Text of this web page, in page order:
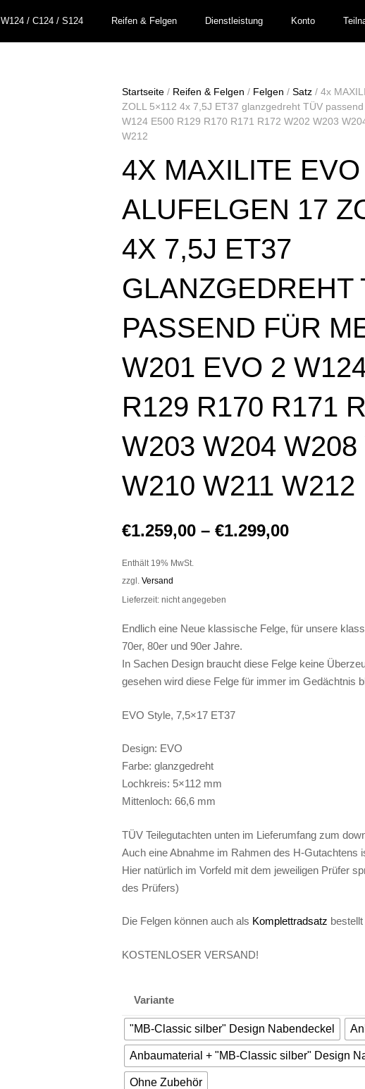
W124 / C124 / S124 Reifen & Felgen Dienstleistung Konto
Startseite / Reifen & Felgen / Felgen /Satz / 4x
ZOLL 5×112 4x 7,5J ET37 glanzgedreht TÜV
W124 E500 R129 R170 R171 R172 W202 W203
W212
4X MAXILITE EVO
ALUFELGEN 17
4X 7,5J ET37
GLANZGEDREHT
PASSEND FÜR
W201 EVO 2
R129 R170 R171
W203 W204 W208
W210 W211 W212
€1.259,00 –€1.299,00
Enthält 19% MwSt.
zzgl.Versand
Lieferzeit: nicht angegeben
Endlich eine Neue klassische Felge, für unsere
70er, 80er und 90er Jahre.
In Sachen Design braucht diese Felge keine
gesehen wird diese Felge für immer im Gedächtnis
EVO Style, 7,5×17 ET37
Design: EVO
Farbe: glanzgedreht
Lochkreis: 5×112 mm
Mittenloch: 66,6 mm
TÜV Teilegutachten unten im Lieferumfang zum
Auch eine Abnahme im Rahmen des H-Gutachtens
Hier natürlich im Vorfeld mit dem jeweiligen Prüfer
des Prüfers)
Die Felgen können auch als Komplettradsatz
KOSTENLOSER VERSAND!
Variante
"MB-Classic silber" Design Nabendeckel
Anbaumaterial + "MB-Classic silber" Design
Ohne Zubehör